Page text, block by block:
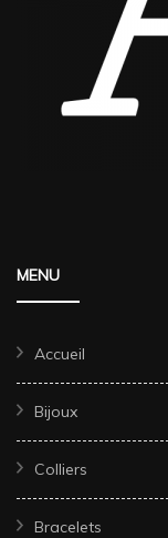
MENU
Accueil
Bijoux
Colliers
Bracelets